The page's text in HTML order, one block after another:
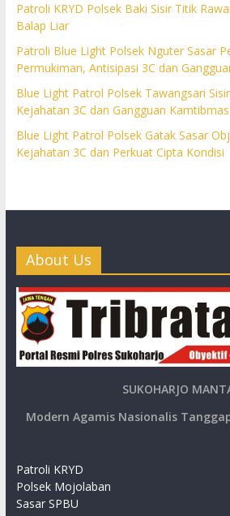
Patroli KRYD Polsek Baki Sisir Titik
Balap Liar
Patroli Blue Light Polsek Nguter Sasar
Permukiman, Antisipasi 3C dan
Blue Light Patrol Polsek Tawangsari
Kejahatan 3C dan Gangguan Kamtibmas
Blue Light Patrol Polsek Gatak Sasar
Kejahatan 3C dan Perkuat Cipta Kondisi
About Us
SUKOHARJO
Modern Agamis Nasionalis
Patroli KRYD
Polsek Mojolaban
Sasar SPBU